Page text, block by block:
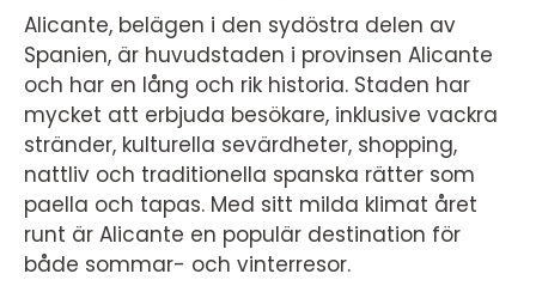
Alicante, belägen i den sydöstra delen av
Spanien, är huvudstaden i provinsen Alicante
och har en lång och rik historia. Staden har
mycket att erbjuda besökare, inklusive vackra
stränder, kulturella sevärdheter, shopping,
nattliv och traditionella spanska rätter som
paella och tapas. Med sitt milda klimat året
runt är Alicante en populär destination för
både sommar- och vinterresor.